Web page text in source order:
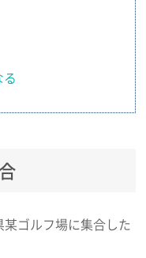
ゴルフ場に集合した